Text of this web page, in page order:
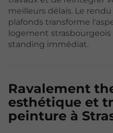
meilleurs délais. Le
plafonds transforme
logement
standing immédiat.
Ravalement
esthétique et
peinture à